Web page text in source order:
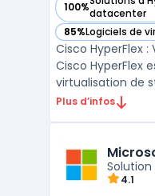
100%datacenter
— voir Cisco
85%Logiciels de
— voir Cisco
Cisco HyperFlex
Cisco HyperFlex
virtualisation de
performante et
la demande.
innovante, Cisco
Plus d’infos
4.1